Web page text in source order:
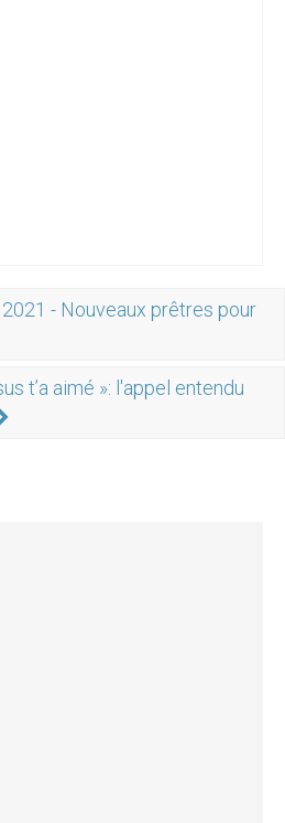
- Nouveaux prêtres pour
t’a aimé »: l'appel entendu